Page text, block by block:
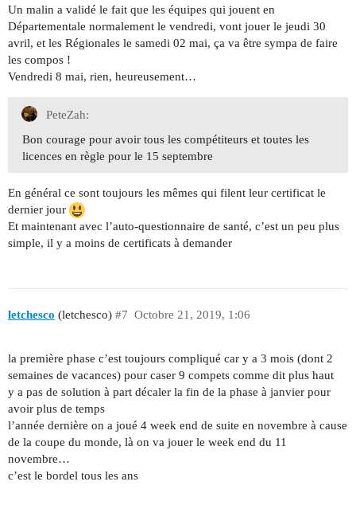
Un malin a validé le fait que les équipes qui jouent en
Départementale normalement le vendredi, vont jouer le jeudi 30
avril, et les Régionales le samedi 02 mai, ça va être sympa de faire
les compos !
Vendredi 8 mai, rien, heureusement…
PeteZah:
Bon courage pour avoir tous les compétiteurs et toutes les
licences en règle pour le 15 septembre
En général ce sont toujours les mêmes qui filent leur certificat le
dernier jour
Et maintenant avec l’auto-questionnaire de santé, c’est un peu plus
simple, il y a moins de certificats à demander
letchesco (letchesco) Octobre 21, 2019, 1:06
#7
la première phase c’est toujours compliqué car y a 3 mois (dont 2
semaines de vacances) pour caser 9 compets comme dit plus haut
y a pas de solution à part décaler la fin de la phase à janvier pour
avoir plus de temps
l’année dernière on a joué 4 week end de suite en novembre à cause
de la coupe du monde, là on va jouer le week end du 11
novembre…
c’est le bordel tous les ans